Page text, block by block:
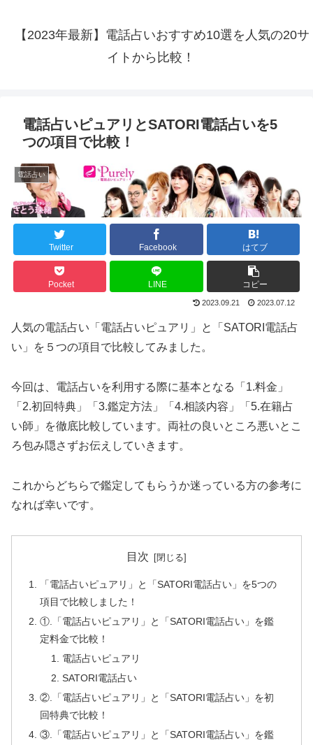
【2023年最新】電話占いおすすめ10選を人気の20サ
イトから比較！
電話占いピュアリとSATORI電話占いを5
つの項目で比較！
電話占い
Twitter Facebook はてブ
Pocket LINE コピー
2023.09.21 2023.07.12
人気の電話占い「電話占いピュアリ」と「SATORI電話占
い」を５つの項目で比較してみました。
今回は、電話占いを利用する際に基本となる「1.料金」
「2.初回特典」「3.鑑定方法」「4.相談内容」「5.在籍占
い師」を徹底比較しています。両社の良いところ悪いとこ
ろ包み隠さずお伝えしていきます。
これからどちらで鑑定してもらうか迷っている方の参考に
なれば幸いです。
目次
「電話占いピュアリ」と「SATORI電話占い」を5つの
項目で比較しました！
①.「電話占いピュアリ」と「SATORI電話占い」を鑑
定料金で比較！
電話占いピュアリ
SATORI電話占い
②.「電話占いピュアリ」と「SATORI電話占い」を初
回特典で比較！
③.「電話占いピュアリ」と「SATORI電話占い」を鑑